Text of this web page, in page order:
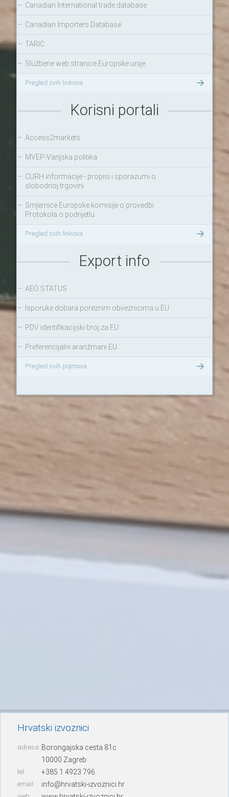
– Canadian International trade database
– Canadian Importers Database
– TARIC
– Službene web stranice Europske unije
Pregled svih linkova
Korisni portali
– Access2markets
– MVEP-Vanjska politika
– CURH informacije - propisi i sporazumi o
slobodnoj trgovini
– Smjernice Europske komisije o provedbi
Protokola o podrijetlu
Pregled svih linkova
Export info
– AEO STATUS
– Isporuke dobara poreznim obveznicima u EU
– PDV identifikacijski broj za EU
– Preferencijalni aranžmani EU
Pregled svih pojmova
Hrvatski izvoznici
adresa: Borongajska cesta 81c
10000 Zagreb
tel: +385 1 4923 796
email: info@hrvatski-izvoznici.hr